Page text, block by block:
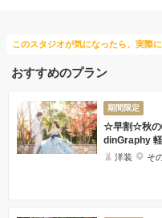
このスタジオが気になったら、実際
おすすめのプラン
期間限定
☆早割☆秋の
dinGraphy
洋装 そ